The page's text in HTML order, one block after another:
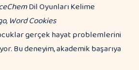
Dil Oyunları Kelime
, Word Cookies
gerçek hayat problemlerini
Bu deneyim, akademik başarıya